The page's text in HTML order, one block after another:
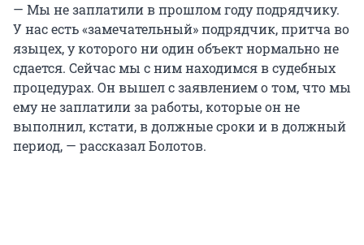
— Мы не заплатили в прошлом году подрядчику.
У нас есть «замечательный» подрядчик, притча во
языцех, у которого ни один объект нормально не
сдается. Сейчас мы с ним находимся в судебных
процедурах. Он вышел с заявлением о том, что мы
ему не заплатили за работы, которые он не
выполнил, кстати, в должные сроки и в должный
период, — рассказал Болотов.